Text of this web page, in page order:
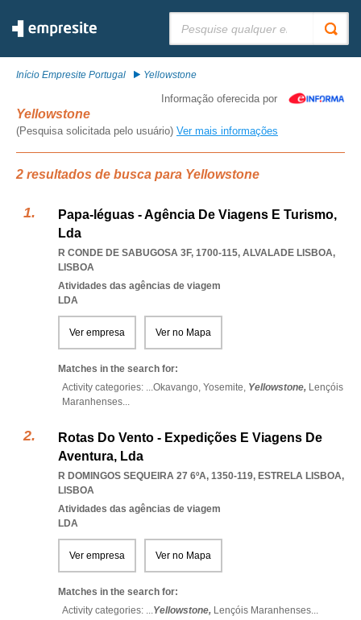
Início Empresite Portugal Yellowstone
Informação oferecida por
Yellowstone
(Pesquisa solicitada pelo usuário) Ver mais informações
2 resultados de busca para Yellowstone
Papa-léguas - Agência De Viagens E Turismo,
Lda
R CONDE DE SABUGOSA 3F, 1700-115, ALVALADE LISBOA,
LISBOA
Atividades das agências de viagem
LDA
Ver empresa Ver no Mapa
Matches in the search for:
Activity categories: ...Okavango, Yosemite, Yellowstone, Lençóis
Maranhenses...
Rotas Do Vento - Expedições E Viagens De
Aventura, Lda
R DOMINGOS SEQUEIRA 27 6ºA, 1350-119, ESTRELA LISBOA,
LISBOA
Atividades das agências de viagem
LDA
Ver empresa Ver no Mapa
Matches in the search for:
Activity categories: ...Yellowstone, Lençóis Maranhenses...